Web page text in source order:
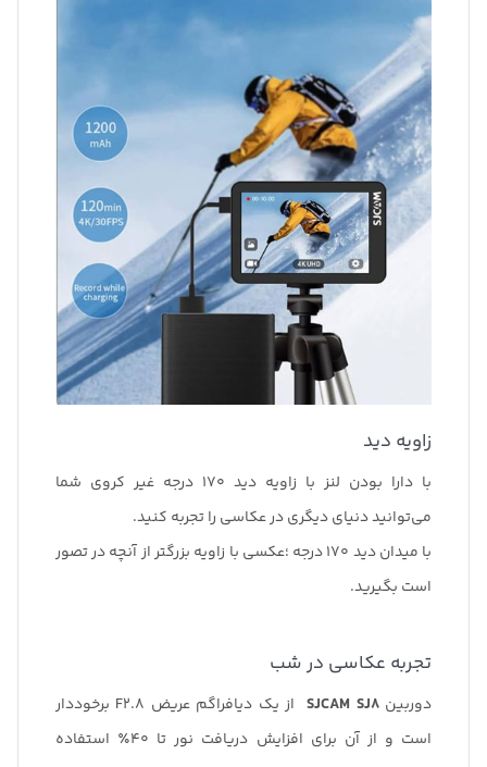
زاویه دید
با دارا بودن لنز با زاویه دید 170 درجه غیر کروی شما
می‌توانید دنیای دیگری در عکاسی را تجربه کنید.
با میدان دید 170 درجه ؛عکسی با زاویه بزرگتر از آنچه در تصور
است بگیرید.
تجربه عکاسی در شب
دوربینSJCAM SJ8
از یک دیافراگم عریض F2.8 برخوددار
است و از آن برای افزایش دریافت نور تا 40٪ استفاده